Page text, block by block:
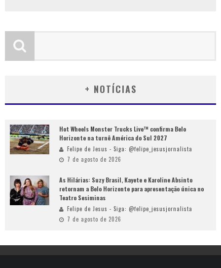
+ NOTÍCIAS
Hot Wheels Monster Trucks Live™ confirma Belo
Horizonte na turnê América do Sul 2027
Felipe de Jesus - Siga: @felipe_jesusjornalista
7 de agosto de 2026
As Hilárias: Suzy Brasil, Kayete e Karoline Absinto
retornam a Belo Horizonte para apresentação única no
Teatro Sesiminas
Felipe de Jesus - Siga: @felipe_jesusjornalista
7 de agosto de 2026